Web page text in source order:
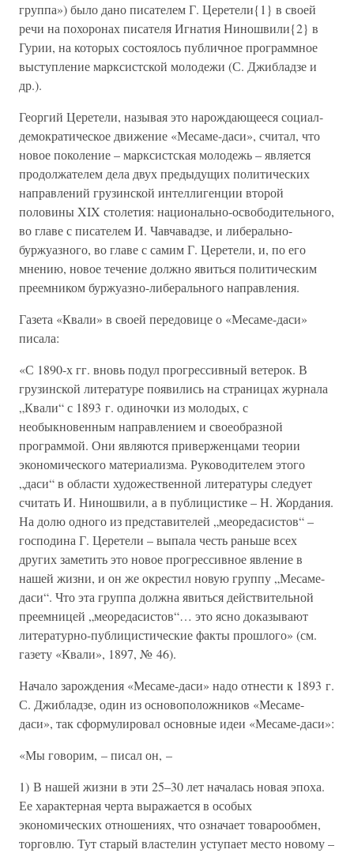
группа») было дано писателем Г. Церетели{1} в своей
речи на похоронах писателя Игнатия Ниношвили{2} в
Гурии, на которых состоялось публичное программное
выступление марксистской молодежи (С. Джибладзе и
др.).
Георгий Церетели, называя это нарождающееся социал-
демократическое движение «Месаме-даси», считал, что
новое поколение – марксистская молодежь – является
продолжателем дела двух предыдущих политических
направлений грузинской интеллигенции второй
половины XIX столетия: национально-освободительного,
во главе с писателем И. Чавчавадзе, и либерально-
буржуазного, во главе с самим Г. Церетели, и, по его
мнению, новое течение должно явиться политическим
преемником буржуазно-либерального направления.
Газета «Квали» в своей передовице о «Месаме-даси»
писала:
«С 1890-х гг. вновь подул прогрессивный ветерок. В
грузинской литературе появились на страницах журнала
„Квали“ с 1893 г. одиночки из молодых, с
необыкновенным направлением и своеобразной
программой. Они являются приверженцами теории
экономического материализма. Руководителем этого
„даси“ в области художественной литературы следует
считать И. Ниношвили, а в публицистике – Н. Жордания.
На долю одного из представителей „меоредасистов“ –
господина Г. Церетели – выпала честь раньше всех
других заметить это новое прогрессивное явление в
нашей жизни, и он же окрестил новую группу „Месаме-
даси“. Что эта группа должна явиться действительной
преемницей „меоредасистов“… это ясно доказывают
литературно-публицистические факты прошлого» (см.
газету «Квали», 1897, № 46).
Начало зарождения «Месаме-даси» надо отнести к 1893 г.
С. Джибладзе, один из основоположников «Месаме-
даси», так сформулировал основные идеи «Месаме-даси»:
«Мы говорим, – писал он, –
1) В нашей жизни в эти 25–30 лет началась новая эпоха.
Ее характерная черта выражается в особых
экономических отношениях, что означает товарообмен,
торговлю. Тут старый властелин уступает место новому –